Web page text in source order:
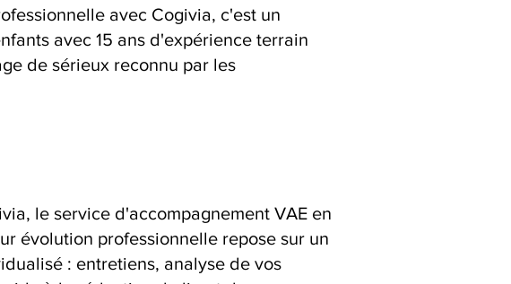
avec Cogivia, c'est un
avec 15 ans d'expérience terrain
de sérieux reconnu par les
le service d'accompagnement VAE en
évolution professionnelle repose sur un
: entretiens, analyse de vos